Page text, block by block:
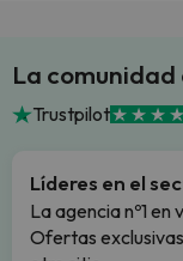
La
Trustpilot
Líderes en el
La agencia nº1 en
Ofertas